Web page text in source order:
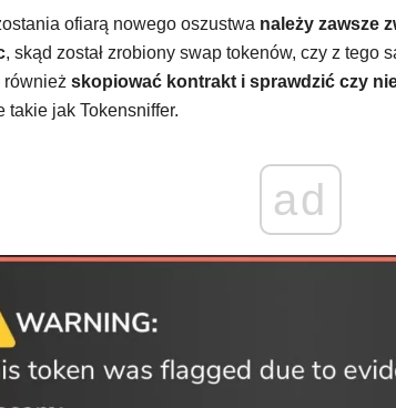
ofiarą nowego oszustwa należy zawsze
, skąd został zrobiony swap tokenów, czy z tego
również skopiować kontrakt i sprawdzić czy
takie jak Tokensniffer.
ad